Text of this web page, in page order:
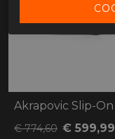
€ 774,60 € 599,99